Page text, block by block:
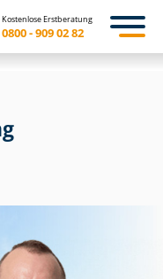
Kostenlose Erstberatung
0800 - 909 02 82